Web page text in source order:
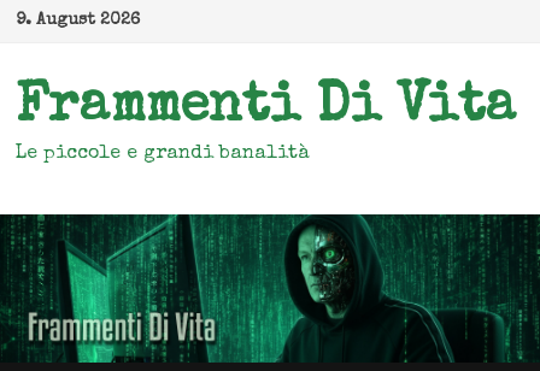
Zum
springen
9. August 2026
Frammenti Di Vita
Le piccole e grandi banalità